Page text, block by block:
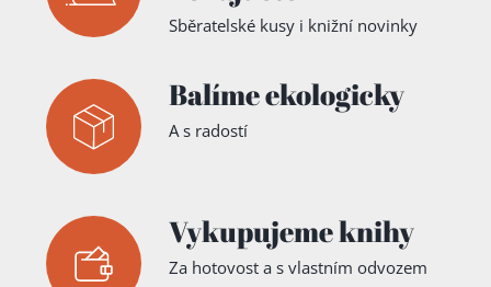
Sběratelské kusy i knižní novinky
Balíme ekologicky
A s radostí
Vykupujeme knihy
Za hotovost a s vlastním odvozem